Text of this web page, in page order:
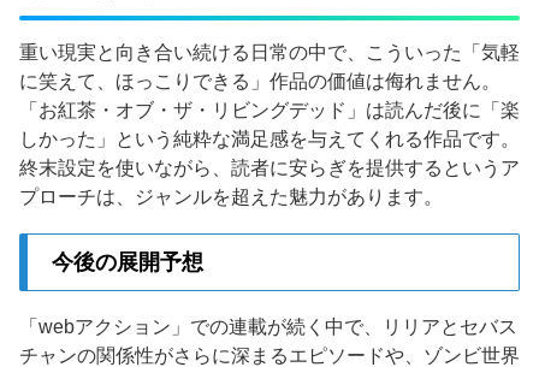
重い現実と向き合い続ける日常の中で、こういった「気軽
に笑えて、ほっこりできる」作品の価値は侮れません。
「お紅茶・オブ・ザ・リビングデッド」は読んだ後に「楽
しかった」という純粋な満足感を与えてくれる作品です。
終末設定を使いながら、読者に安らぎを提供するというア
プローチは、ジャンルを超えた魅力があります。
今後の展開予想
「webアクション」での連載が続く中で、リリアとセバス
チャンの関係性がさらに深まるエピソードや、ゾンビ世界